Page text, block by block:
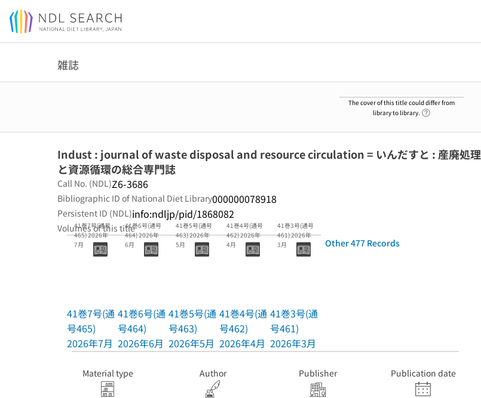
Jump to main content
雑誌
The cover of this title could differ from
library to library.
Indust : journal of waste disposal and resource circulation = いんだすと : 産廃処理
と資源循環の総合専門誌
Call No. (NDL)Z6-3686
Bibliographic ID of National Diet Library000000078918
Persistent ID (NDL)info:ndljp/pid/1868082
Volumes of this title
41巻7号(通号
465) 2026年
7月
41巻7号(通
号465)
2026年7月
41巻6号(通号
464) 2026年
6月
41巻6号(通
号464)
2026年6月
41巻5号(通号
463) 2026年
5月
41巻5号(通
号463)
2026年5月
41巻4号(通号
462) 2026年
4月
41巻4号(通
号462)
2026年4月
41巻3号(通号
461) 2026年
3月
41巻3号(通
号461)
2026年3月
Other 477 Records
Material type Author Publisher Publication date